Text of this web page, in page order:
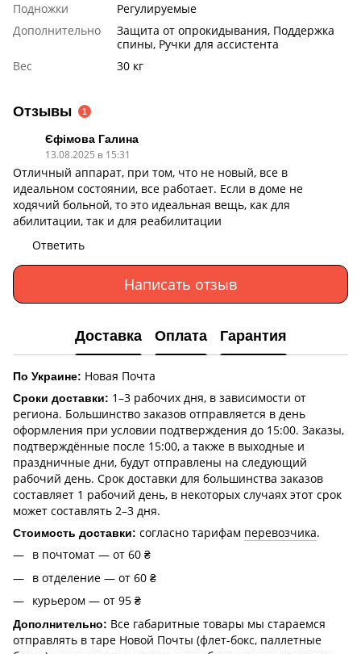
Подножки
Регулируемые
Дополнительно
Защита от опрокидывания, Поддержка
спины, Ручки для ассистента
Вес
30 кг
Отзывы 1
Єфімова Галина
13.08.2025 в 15:31
Отличный аппарат, при том, что не новый, все в
идеальном состоянии, все работает. Если в доме не
ходячий больной, то это идеальная вещь, как для
абилитации, так и для реабилитации
Ответить
Написать отзыв
Доставка Оплата Гарантия
По Украине: Новая Почта
Сроки доставки: 1–3 рабочих дня, в зависимости от
региона. Большинство заказов отправляется в день
оформления при условии подтверждения до 15:00. Заказы,
подтверждённые после 15:00, а также в выходные и
праздничные дни, будут отправлены на следующий
рабочий день. Срок доставки для большинства заказов
составляет 1 рабочий день, в некоторых случаях этот срок
может составлять 2–3 дня.
Стоимость доставки: согласно тарифам перевозчика.
в почтомат — от 60 ₴
в отделение — от 60 ₴
курьером — от 95 ₴
Дополнительно: Все габаритные товары мы стараемся
отправлять в таре Новой Почты (флет-бокс, паллетные